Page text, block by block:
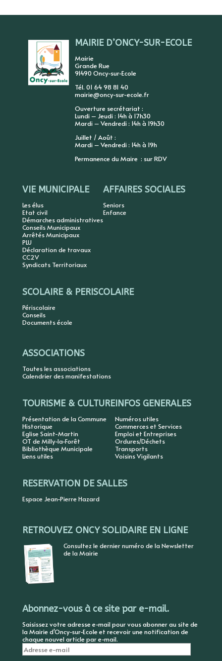
MAIRIE D’ONCY-SUR-ECOLE
Mairie
Grande Rue
91490 Oncy-sur-Ecole
Tél. 01 64 98 81 40
mairie@oncy-sur-ecole.fr
Ouverture secrétariat :
Lundi – Jeudi : 14h à 17h30
Mardi – Vendredi : 14h à 19h30
Juillet / Août :
Mardi – Vendredi : 14h à 19h
Permanence du Maire : sur RDV
VIE MUNICIPALE
Les élus
Etat civil
Démarches administratives
Conseils Municipaux
Arrêtés Municipaux
PLU
Déclaration de travaux
CC2V
Syndicats Territoriaux
AFFAIRES SOCIALES
Seniors
Enfance
SCOLAIRE & PERISCOLAIRE
Périscolaire
Conseils
Documents école
ASSOCIATIONS
Toutes les associations
Calendrier des manifestations
TOURISME & CULTURE
Présentation de la Commune
Historique
Eglise Saint-Martin
OT de Milly-la-Forêt
Bibliothèque Municipale
Liens utiles
INFOS GENERALES
Numéros utiles
Commerces et Services
Emploi et Entreprises
Ordures/Déchets
Transports
Voisins Vigilants
RESERVATION DE SALLES
Espace Jean-Pierre Hazard
RETROUVEZ ONCY SOLIDAIRE EN LIGNE
Consultez le dernier numéro de la Newsletter
de la Mairie
Abonnez-vous à ce site par e-mail.
Saisissez votre adresse e-mail pour vous abonner au site de
la Mairie d'Oncy-sur-Ecole et recevoir une notification de
chaque nouvel article par e-mail.
Adresse
e-